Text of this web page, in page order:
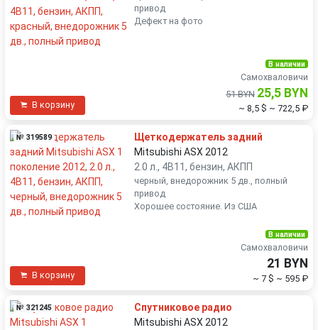
привод
Дефект на фото
В корзину
В наличии
Самохваловичи
51 BYN 25,5 BYN
~ 8,5 $ ~ 722,5 ₽
№ 319589
Щеткодержатель задний
Mitsubishi ASX 2012
2.0 л., 4B11, бензин, АКПП
черный, внедорожник 5 дв., полный
привод
Хорошее состояние. Из США
В корзину
В наличии
Самохваловичи
21 BYN
~ 7 $ ~ 595 ₽
№ 321245
Спутниковое радио
Mitsubishi ASX 2012